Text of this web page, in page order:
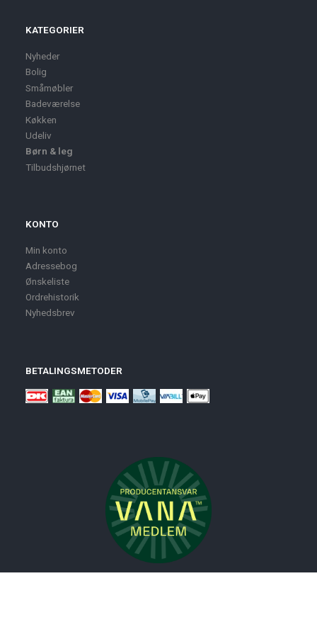
KATEGORIER
Nyheder
Bolig
Småmøbler
Badeværelse
Køkken
Udeliv
Børn & leg
Tilbudshjørnet
KONTO
Min konto
Adressebog
Ønskeliste
Ordrehistorik
Nyhedsbrev
BETALINGSMETODER